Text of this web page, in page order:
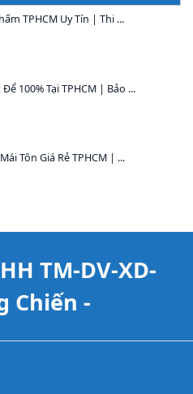
TPHCM Uy Tín | Thi ...
100% Tại TPHCM | Bảo ...
Tôn Giá Rẻ TPHCM | ...
TM-DV-XD-
Chiến -